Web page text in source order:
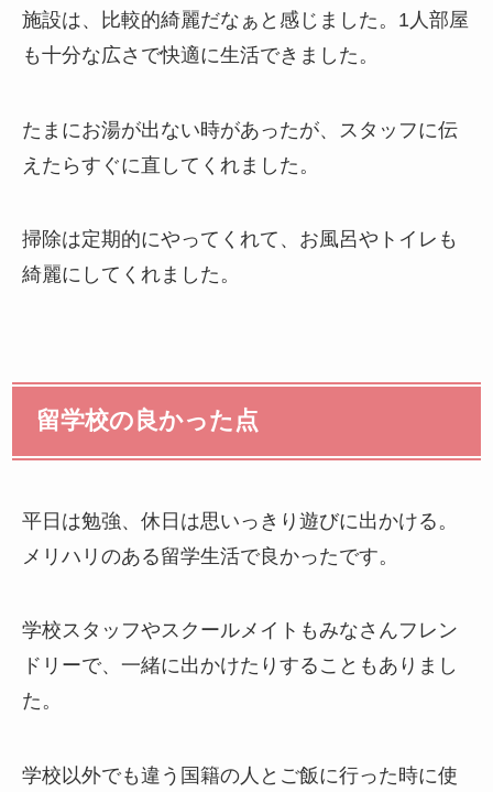
施設は、比較的綺麗だなぁと感じました。1人部屋
も十分な広さで快適に生活できました。
たまにお湯が出ない時があったが、スタッフに伝
えたらすぐに直してくれました。
掃除は定期的にやってくれて、お風呂やトイレも
綺麗にしてくれました。
留学校の良かった点
平日は勉強、休日は思いっきり遊びに出かける。
メリハリのある留学生活で良かったです。
学校スタッフやスクールメイトもみなさんフレン
ドリーで、一緒に出かけたりすることもありまし
た。
学校以外でも違う国籍の人とご飯に行った時に使